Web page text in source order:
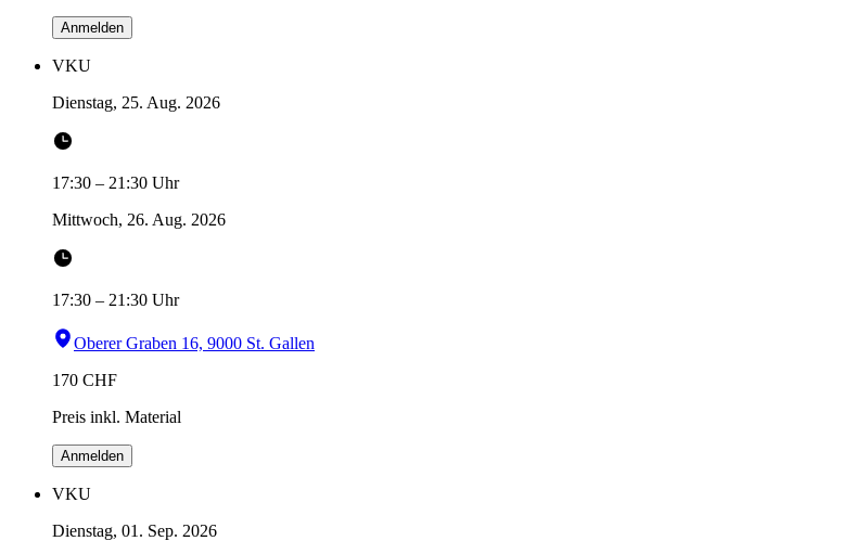
Anmelden
VKU
Dienstag, 25. Aug. 2026
17:30 – 21:30 Uhr
Mittwoch, 26. Aug. 2026
17:30 – 21:30 Uhr
Oberer Graben 16, 9000 St. Gallen
170 CHF
Preis inkl. Material
Anmelden
VKU
Dienstag, 01. Sep. 2026